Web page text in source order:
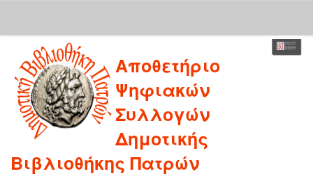
navigation
Αποθετήριο
Ψηφιακών
Συλλογών
Δημοτικής
Βιβλιοθήκης Πατρών